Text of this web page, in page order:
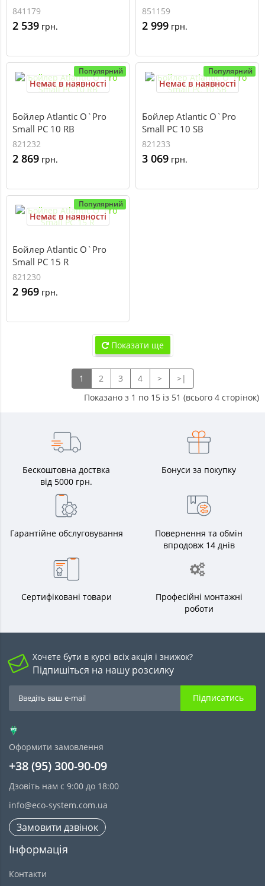
841179
2 539 грн.
851159
2 999 грн.
Популярний
Немає в наявності
Бойлер Atlantic O`Pro
Small PC 10 RB
821232
2 869 грн.
Популярний
Немає в наявності
Бойлер Atlantic O`Pro
Small PC 10 SB
821233
3 069 грн.
Популярний
Немає в наявності
Бойлер Atlantic O`Pro
Small PC 15 R
821230
2 969 грн.
Показати ще
1 2 3 4 >
>|
Показано з 1 по 15 із 51 (всього 4 сторінок)
Бескоштовна доствка
від 5000 грн.
Бонуси за покупку
Гарантійне обслуговування
Повернення та обмін
впродовж 14 днів
Сертифіковані товари
Професійні монтажні
роботи
Хочете бути в курсі всіх акція і знижок?
Підпишіться на нашу розсилку
Підписатись
Оформити замовлення
+38 (95) 300-90-09
Дзовіть нам с 9:00 до 18:00
info@eco-system.com.ua
Замовити дзвінок
Інформація
Контакти